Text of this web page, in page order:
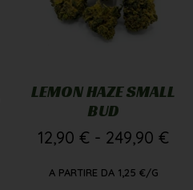
LEMON HAZE SMALL
BUD
12,90 € - 249,90 €
A PARTIRE DA 1,25 €/G